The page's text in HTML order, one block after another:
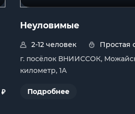
₽
Неуловимые
2-12 человек
Простая
г. посёлок ВНИИССОК,
километр, 1А
Подробнее